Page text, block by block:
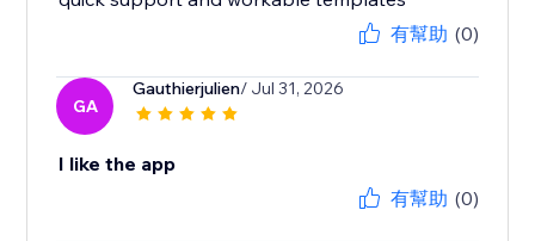
有幫助 (0)
GA
Gauthierjulien/ Jul 31, 2026
I like the app
有幫助 (0)